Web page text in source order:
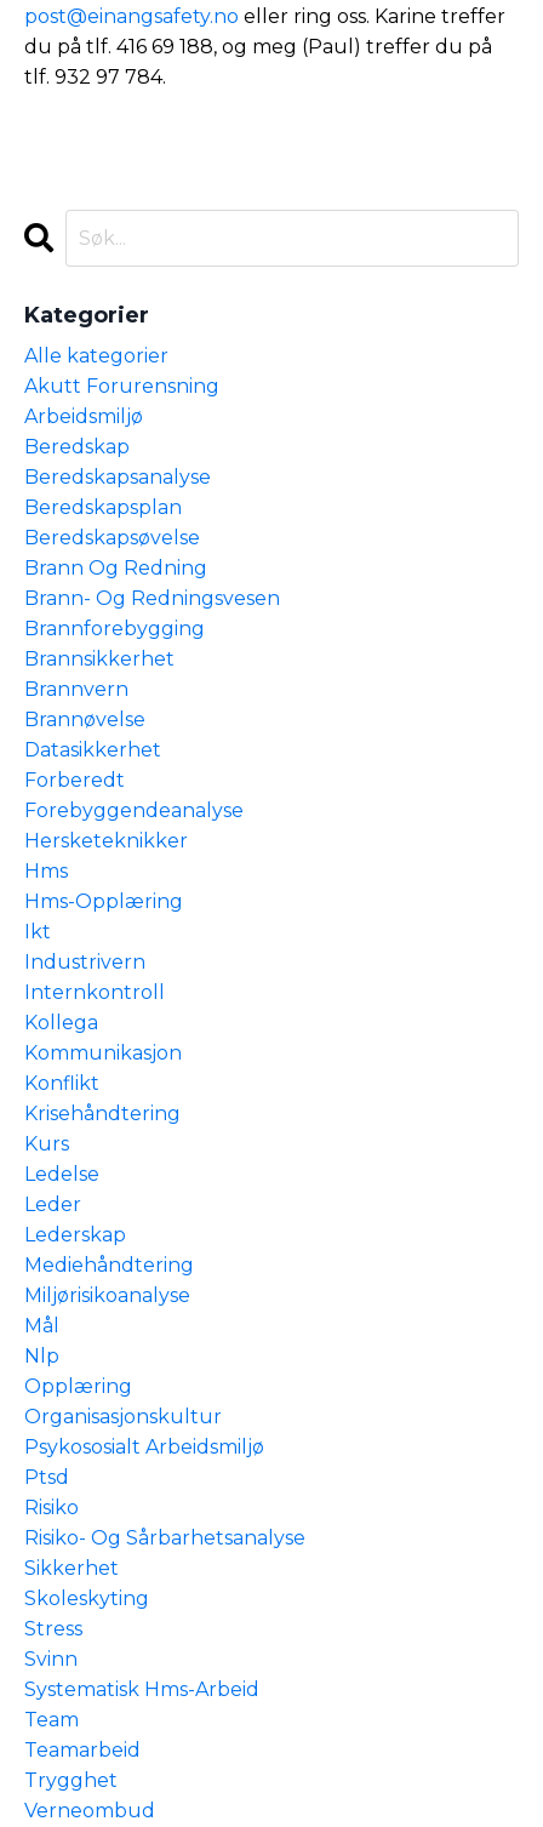
post@einangsafety.no eller ring oss. Karine treffer
du på tlf. 416 69 188, og meg (Paul) treffer du på
tlf. 932 97 784.
Kategorier
Alle kategorier
Akutt Forurensning
Arbeidsmiljø
Beredskap
Beredskapsanalyse
Beredskapsplan
Beredskapsøvelse
Brann Og Redning
Brann- Og Redningsvesen
Brannforebygging
Brannsikkerhet
Brannvern
Brannøvelse
Datasikkerhet
Forberedt
Forebyggendeanalyse
Hersketeknikker
Hms
Hms-Opplæring
Ikt
Industrivern
Internkontroll
Kollega
Kommunikasjon
Konflikt
Krisehåndtering
Kurs
Ledelse
Leder
Lederskap
Mediehåndtering
Miljørisikoanalyse
Mål
Nlp
Opplæring
Organisasjonskultur
Psykososialt Arbeidsmiljø
Ptsd
Risiko
Risiko- Og Sårbarhetsanalyse
Sikkerhet
Skoleskyting
Stress
Svinn
Systematisk Hms-Arbeid
Team
Teamarbeid
Trygghet
Verneombud